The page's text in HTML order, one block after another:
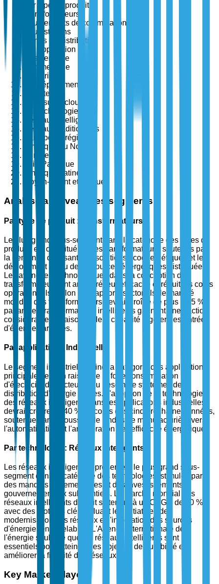
Par type de produit
Transformateurs
Équipements de commutation
Sous-stations
Lignes de distribution
Par application
Résidentielle
Commerciale
Industrielle
Par déploiement
Sur site
Basé sur le cloud
Par technologie
Réseaux intelligents
Réseaux traditionnels
Par type de région
Amérique du Nord
Europe
Asie-Pacifique
Amérique Latine
Moyen-Orient et Afrique
Analyse au niveau des segments
Par type de produit : Transformateurs
Le plus grand sous-segment dans la catégorie des types de
produits est constitué par les transformateurs, soutenus par
la demande croissante de solutions écoénergétiques et le
déploiement accru de ressources énergétiques distribuées.
Les avancées technologiques dans la conception des
transformateurs ont amélioré leur efficacité et réduit les coûts
opérationnels. Selon des rapports sectoriels, le marché
mondial des transformateurs devrait croître de plus de 5 %
par an, les transformateurs intelligents gagnant une traction
considérable en raison de leur capacité à gérer des entrées
d'énergie variables.
Par application : Industrielle
Le segment industriel domine la catégorie des applications,
principalement en raison de la forte consommation
d'électricité du secteur et du besoin de systèmes de
distribution d'énergie fiables. L'adoption de la technologie
des réseaux intelligents dans les applications industrielles
devrait croître de 40 % au cours des cinq prochaines années,
soutenue par la poussée de l'industrie manufacturière vers
l'automatisation et l'amélioration de l'efficacité énergétique.
Par technologie : Réseaux intelligents
Les réseaux intelligents représentent le plus grand sous-
segment dans la catégorie des technologies, stimulés par
des mandats réglementaires et des investissements
gouvernementaux substantiels. Le marché mondial des
réseaux intelligents devrait s'étendre à un CAGR de 10 %,
avec des moteurs clés incluant les initiatives de
modernisation des réseaux et l'intégration des sources
d'énergie renouvelables. L'Agence internationale de
l'énergie souligne que les réseaux intelligents sont
essentiels pour atteindre les objectifs de durabilité et
améliorer la fiabilité des réseaux.
Key Market Players